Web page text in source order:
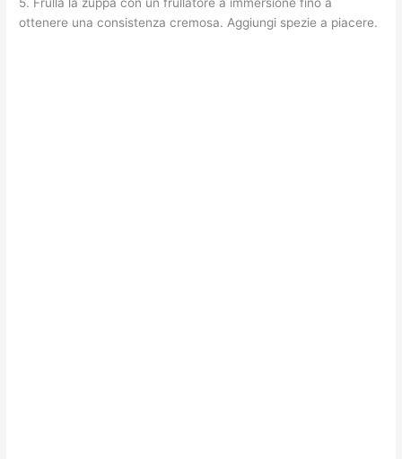
ottenere una consistenza cremosa. Aggiungi spezie a piacere.